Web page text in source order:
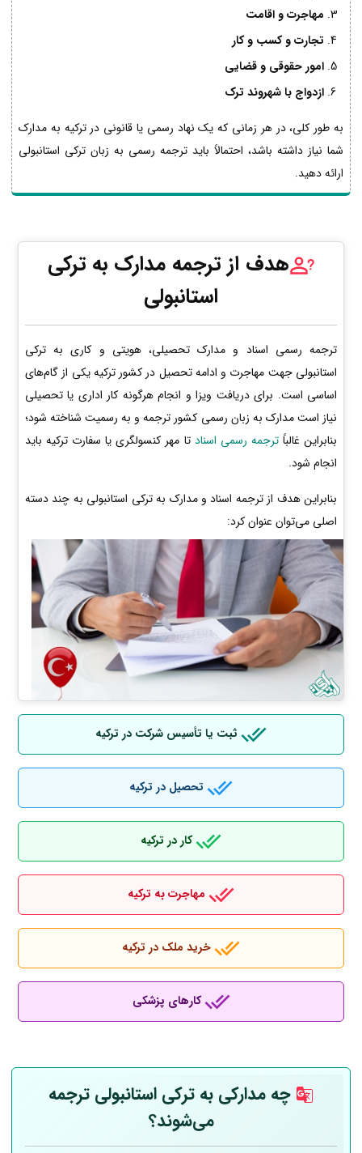
مهاجرت و اقامت
تجارت و کسب و کار
امور حقوقی و قضایی
ازدواج با شهروند ترک
به طور کلی، در هر زمانی که یک نهاد رسمی یا قانونی در ترکیه به مدارک
شما نیاز داشته باشد، احتمالاً باید ترجمه رسمی به زبان ترکی استانبولی
ارائه دهید.
هدف از ترجمه مدارک به ترکی
استانبولی
ترجمه رسمی اسناد و مدارک تحصیلی، هویتی و کاری به ترکی
استانبولی جهت مهاجرت و ادامه تحصیل در کشور ترکیه یکی از گام‌های
اساسی است. برای دریافت ویزا و انجام هرگونه کار اداری یا تحصیلی
نیاز است مدارک به زبان رسمی کشور ترجمه و به رسمیت شناخته شود؛
بنابراین غالباًترجمه رسمی اسناد تا مهر کنسولگری یا سفارت ترکیه باید
انجام شود.
بنابراین هدف از ترجمه اسناد و مدارک به ترکی استانبولی به چند دسته
اصلی می‌توان عنوان کرد:
ثبت یا تأسیس شرکت در ترکیه
تحصیل در ترکیه
کار در ترکیه
مهاجرت به ترکیه
خرید ملک در ترکیه
کارهای پزشکی
چه مدارکی به ترکی استانبولی ترجمه
می‌شوند؟